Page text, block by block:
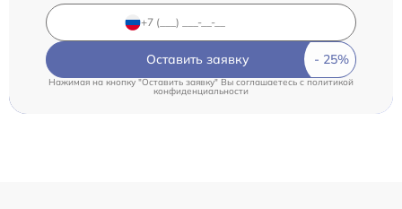
Оставить заявку
Нажимая на кнопку "Оставить заявку" Вы соглашаетесь cполитикой
конфиденциальности